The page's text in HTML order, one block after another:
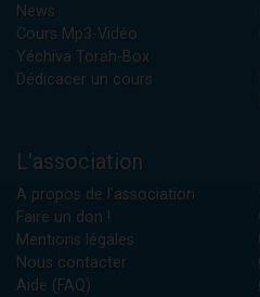
News
Cours Mp3-Vidéo
Yéchiva Torah-Box
Dédicacer un cours
L'association
A propos de l'association
Faire un don !
Mentions légales
Nous contacter
Aide (FAQ)